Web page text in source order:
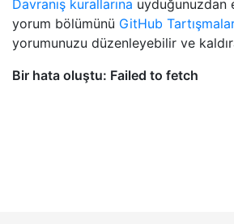
Davranış kurallarına uyduğunuzdan
yorum bölümünü GitHub
yorumunuzu düzenleyebilir ve